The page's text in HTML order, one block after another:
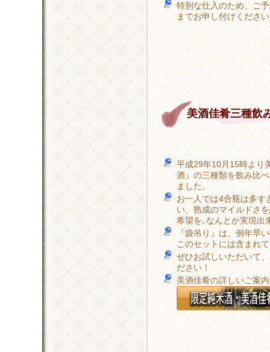
特別な仕入のため、ご
までお申し付けくださ
美酒佳肴三種飲
平成29年10月15時より
酒』の三種類を飲み比
ました。
お一人では4合瓶は多す
い、熟成のマイルドさ
希望を､なんとか実現出
『袋吊り』は、例年早
このセットには含まれ
ぜひお試しいただいて
ださい！
美酒佳肴の詳しいご案